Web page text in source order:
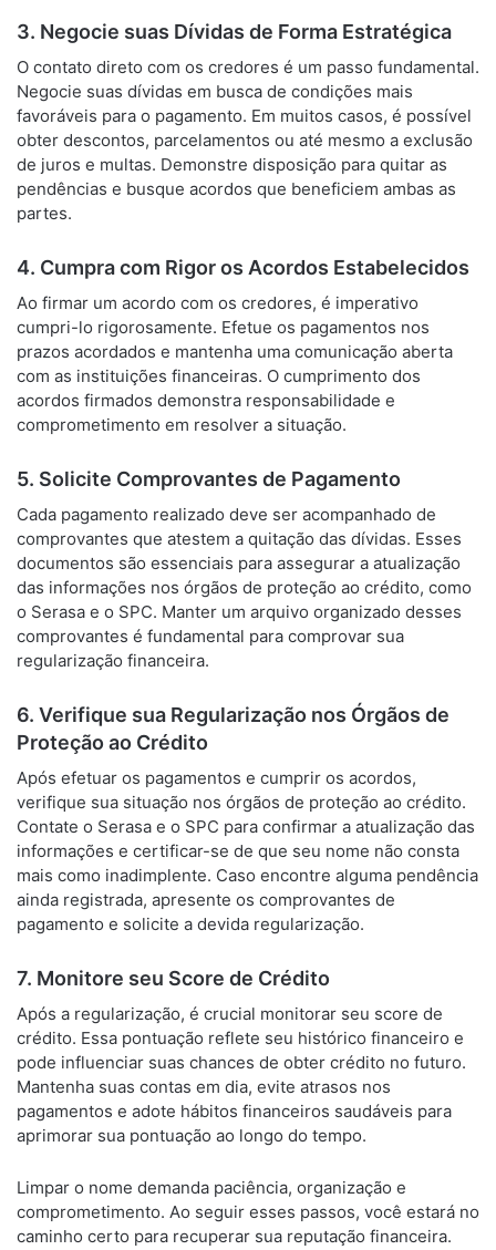
3. Negocie suas Dívidas de Forma Estratégica
O contato direto com os credores é um passo fundamental.
Negocie suas dívidas em busca de condições mais
favoráveis para o pagamento. Em muitos casos, é possível
obter descontos, parcelamentos ou até mesmo a exclusão
de juros e multas. Demonstre disposição para quitar as
pendências e busque acordos que beneficiem ambas as
partes.
4. Cumpra com Rigor os Acordos Estabelecidos
Ao firmar um acordo com os credores, é imperativo
cumpri-lo rigorosamente. Efetue os pagamentos nos
prazos acordados e mantenha uma comunicação aberta
com as instituições financeiras. O cumprimento dos
acordos firmados demonstra responsabilidade e
comprometimento em resolver a situação.
5. Solicite Comprovantes de Pagamento
Cada pagamento realizado deve ser acompanhado de
comprovantes que atestem a quitação das dívidas. Esses
documentos são essenciais para assegurar a atualização
das informações nos órgãos de proteção ao crédito, como
o Serasa e o SPC. Manter um arquivo organizado desses
comprovantes é fundamental para comprovar sua
regularização financeira.
6. Verifique sua Regularização nos Órgãos de
Proteção ao Crédito
Após efetuar os pagamentos e cumprir os acordos,
verifique sua situação nos órgãos de proteção ao crédito.
Contate o Serasa e o SPC para confirmar a atualização das
informações e certificar-se de que seu nome não consta
mais como inadimplente. Caso encontre alguma pendência
ainda registrada, apresente os comprovantes de
pagamento e solicite a devida regularização.
7. Monitore seu Score de Crédito
Após a regularização, é crucial monitorar seu score de
crédito. Essa pontuação reflete seu histórico financeiro e
pode influenciar suas chances de obter crédito no futuro.
Mantenha suas contas em dia, evite atrasos nos
pagamentos e adote hábitos financeiros saudáveis para
aprimorar sua pontuação ao longo do tempo.
Limpar o nome demanda paciência, organização e
comprometimento. Ao seguir esses passos, você estará no
caminho certo para recuperar sua reputação financeira.